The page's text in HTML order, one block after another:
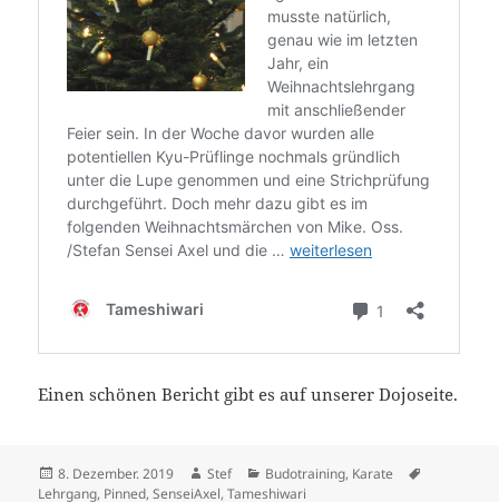
Einen schönen Bericht gibt es auf unserer Dojoseite.
Veröffentlicht
am
8. Dezember. 2019 Autor
Stef Kategorien
Budotraining, Karate
Lehrgang, Pinned,SenseiAxel,Tameshiwari